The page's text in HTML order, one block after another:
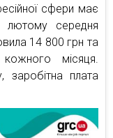
сфери має
лютому середня
14 800 грн та
місяця.
плата